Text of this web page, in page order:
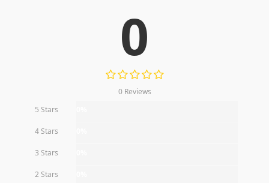
0
0 Reviews
5 Stars
4 Stars
3 Stars
2 Stars